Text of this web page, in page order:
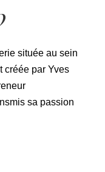
située au sein
créée par Yves
sa passion